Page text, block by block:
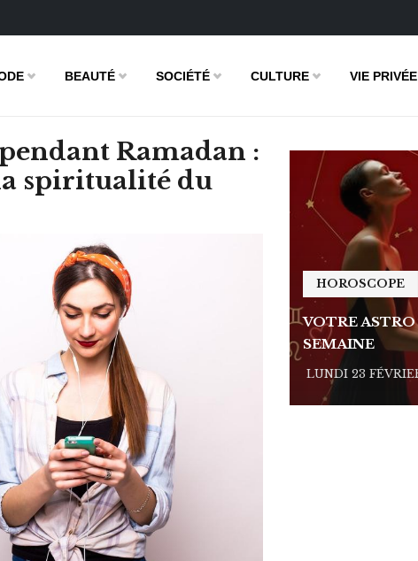
BEAUTÉ SOCIÉTÉ CULTURE VIE PRIVÉE
Ramadan :
spiritualité du
HOROSCOPE
VOTRE ASTRO LOVE DE LA
SEMAINE
LUNDI 23 FÉVRIER 2026 - 11:09
HOROSCOPE
VOTRE
SEMAINE
LUNDI 23